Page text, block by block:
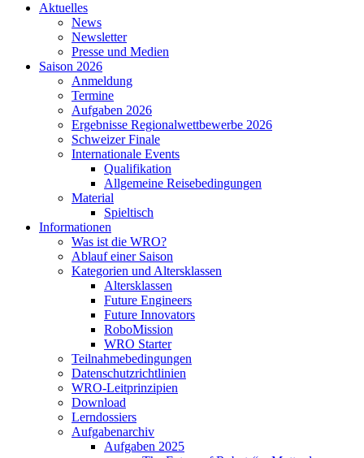
Aktuelles
News
Newsletter
Presse und Medien
Saison 2026
Anmeldung
Termine
Aufgaben 2026
Ergebnisse Regionalwettbewerbe 2026
Schweizer Finale
Internationale Events
Qualifikation
Allgemeine Reisebedingungen
Material
Spieltisch
Informationen
Was ist die WRO?
Ablauf einer Saison
Kategorien und Altersklassen
Altersklassen
Future Engineers
Future Innovators
RoboMission
WRO Starter
Teilnahmebedingungen
Datenschutzrichtlinien
WRO-Leitprinzipien
Download
Lerndossiers
Aufgabenarchiv
Aufgaben 2025